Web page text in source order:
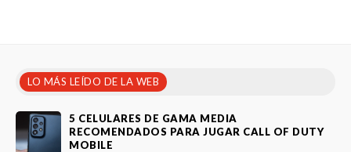
LO MÁS LEÍDO DE LA WEB
5 CELULARES DE GAMA MEDIA
RECOMENDADOS PARA JUGAR CALL OF DUTY
MOBILE